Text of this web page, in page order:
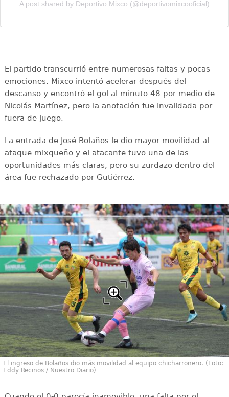
A post shared by Deportivo Mixco (@deportivomixcooficial)
El partido transcurrió entre numerosas faltas y pocas
emociones. Mixco intentó acelerar después del
descanso y encontró el gol al minuto 48 por medio de
Nicolás Martínez, pero la anotación fue invalidada por
fuera de juego.
La entrada de José Bolaños le dio mayor movilidad al
ataque mixqueño y el atacante tuvo una de las
oportunidades más claras, pero su zurdazo dentro del
área fue rechazado por Gutiérrez.
El ingreso de Bolaños dio más movilidad al equipo chicharronero. (Foto:
Eddy Recinos / Nuestro Diario)